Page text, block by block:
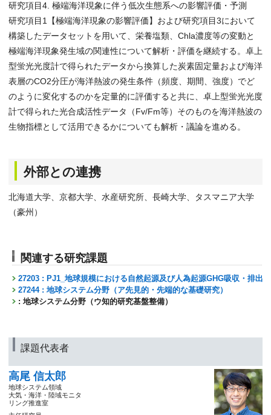
研究項目4. 極端海洋現象に伴う低次生態系への影響評価・予測
研究項目1【極端海洋現象の影響評価】および研究項目3において
構築したデータセットを用いて、栄養塩類、Chla濃度等の変動と
極端海洋現象発生域の関連性について解析・評価を継続する。卓上
型蛍光光度計で得られたデータから換算した炭素固定量および海洋
表層のCO2分圧が海洋熱波の発生条件（頻度、期間、強度）でど
のように変化するのかを定量的に評価すると共に、卓上型蛍光光度
計で得られた光合成活性データ（Fv/Fm等）そのものを海洋熱波の
生物指標として活用できるかについても解析・議論を進める。
外部との連携
北海道大学、京都大学、水産研究所、長崎大学、タスマニア大学
（豪州）
関連する研究課題
27203 : PJ1_地球規模における自然起源及び人為起源GHG吸収・排出
27244 : 地球システム分野（ア先見的・先端的な基礎研究）
: 地球システム分野（ウ知的研究基盤整備）
課題代表者
高尾 信太郎
地球システム領域
大気・海洋・陸域モニタ
リング推進室